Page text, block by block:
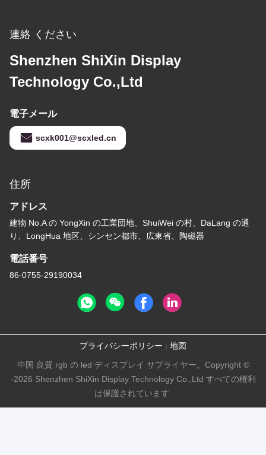
連絡 ください
Shenzhen ShiXin Display
Technology Co.,Ltd
電子メール
scxk001@scxled.cn
住所
アドレス
建物 No.A の YongXin の工業団地、ShuiWei の村、DaLang の通
り、LongHua 地区、シンセン都市、広東省、陶磁器
電話番号
86-0755-29190034
プライバシーポリシー | 地図
中国 良質 rgb の led ディスプレイ サプライヤー。Copyright ©
-2026 Shenzhen ShiXin Display Technology Co.,Ltd すべての権利
は保護されています.